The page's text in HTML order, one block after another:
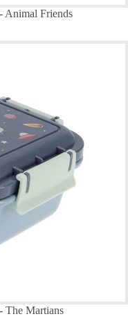
Animal Friends
The Martians